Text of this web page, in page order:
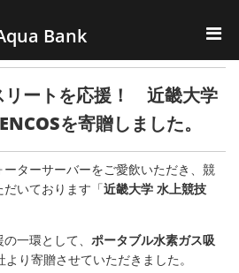
Bank
リートを応援！ 近畿大学
を寄贈しました。
ターサーバーをご愛飲いただき、競
いております「近畿大学 水上競技
一環として、 ポータブル水素ガス吸
り寄贈させていただきました。